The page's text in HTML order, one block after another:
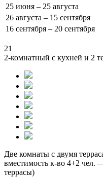
25 июня – 25 августа
26 августа – 15 сентября
16 сентября – 20 сентября
21
2-комнатный с кухней и 2
Две комнаты с двумя
вместимость к-во 4+2 чел.
террасы)